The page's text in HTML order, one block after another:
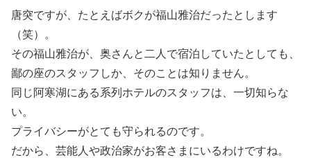
唐突ですが、たとえばボクが福山雅治だったとします
（笑）。
その福山雅治が、奥さんと二人で宿泊していたとしても、
鄙の座のスタッフしか、そのことは知りません。
同じ阿寒湖にある系列ホテルのスタッフは、一切知らな
い。
プライバシーがとても守られるのです。
だから、芸能人や政治家がお客さまにいるわけですね。